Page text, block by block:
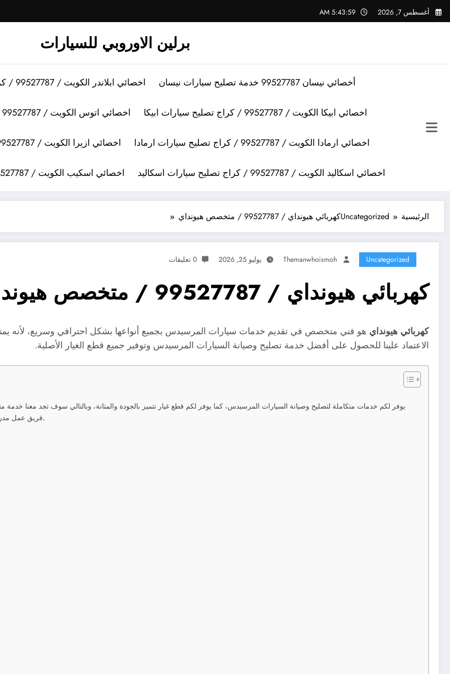
التجاوز
إلى
أغسطس 7, 2026 5:44:00 AM
برلين الاوروبي للسيارات
أخصائي نيسان 99527787 خدمة تصليح سيارات نيسان اخصائي ابلاندر الكويت / 99527787 / كراج تصليح سيارات ابلاندر
اخصائي ابيكا الكويت / 99527787 / كراج تصليح سيارات ابيكا اخصائي اتوس الكويت / 99527787 / كراج تصليح سيارات اتوس
اخصائي ارمادا الكويت / 99527787 / كراج تصليح سيارات ارمادا اخصائي ازيرا الكويت / 99527787 / كراج تصليح سيارات ازيرا
اخصائي اسكاليد الكويت / 99527787 / كراج تصليح سيارات اسكاليد اخصائي اسكيب الكويت / 99527787 / كراج تصليح سيارات اسكيب
الرئيسية Uncategorizedكهربائي هيونداي / 99527787 / متخصص هيونداي
Uncategorized
Themanwhoismoh يوليو 25, 2026 0 تعليقات
كهربائي هيونداي / 99527787 / متخصص هيونداي
كهربائي هيونداي هو فني متخصص في تقديم خدمات سيارات المرسيدس بجميع أنواعها بشكل احترافي وسريع، لأنه
الاعتماد علينا للحصول على أفضل خدمة تصليح وصيانة السيارات المرسيدس وتوفير جميع قطع الغيار الأصلية.
فريق عمل مدرب على أعلى مستوى لتقديم كافة الخدمات بشكل احترافي وسريع.